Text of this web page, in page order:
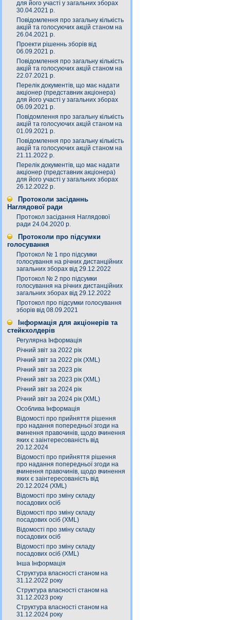
для його участі у загальних зборах
30.04.2021 р.
Повідомлення про загальну кількість
акцій та голосуючих акцій станом на
26.04.2021 р.
Проекти рішеннь зборів від
06.09.2021 р.
Повідомлення про загальну кількість
акцій та голосуючих акцій станом на
22.07.2021 р.
Перелік документів, що має надати
акціонер (представник акціонера)
для його участі у загальних зборах
06.09.2021 р.
Повідомлення про загальну кількість
акцій та голосуючих акцій станом на
01.09.2021 р.
Повідомлення про загальну кількість
акцій та голосуючих акцій станом на
21.11.2022 р.
Перелік документів, що має надати
акціонер (представник акціонера)
для його участі у загальних зборах
26.12.2022 р.
Протоколи засіданнь
Наглядової ради
Протокол засідання Наглядової
ради 24.04.2020 р.
Протоколи про підсумки
голосування
Протокол № 1 про підсумки
голосування на річних дистанційних
загальних зборах від 29.12.2022
Протокол № 2 про підсумки
голосування на річних дистанційних
загальних зборах від 29.12.2022
Протокол про підсумки голосування
зборів від 08.09.2021
Інформація для акціонерів та
стейкхолдерів
Регулярна Інформація
Річний звіт за 2022 рік
Річний звіт за 2022 рік (XML)
Річний звіт за 2023 рік
Річний звіт за 2023 рік (XML)
Річний звіт за 2024 рік
Річний звіт за 2024 рік (XML)
Особлива Інформація
Відомості про прийняття рішення
про надання попередньої згоди на
вчинення правочинів, щодо вчинення
яких є заінтересованість від
20.12.2024
Відомості про прийняття рішення
про надання попередньої згоди на
вчинення правочинів, щодо вчинення
яких є заінтересованість від
20.12.2024 (XML)
Відомості про зміну складу
посадових осіб
Відомості про зміну складу
посадових осіб (XML)
Відомості про зміну складу
посадових осіб
Відомості про зміну складу
посадових осіб (XML)
Інша Інформація
Структура власності станом на
31.12.2022 року
Структура власності станом на
31.12.2023 року
Структура власності станом на
31.12.2024 року